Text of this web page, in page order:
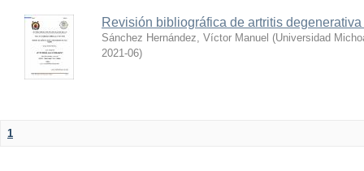
Revisión bibliográfica de artritis
Sánchez Hernández, Víctor Manuel (Universidad
2021-06)
1